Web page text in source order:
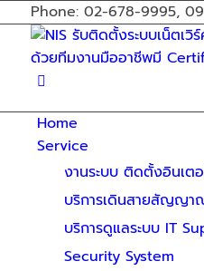
Phone: 02-678-9995,
Home
Service
งานระบบ ติดตั้งอินเต
บริการเดินสายสัญญา
บริการดูแลระบบ IT
Security System